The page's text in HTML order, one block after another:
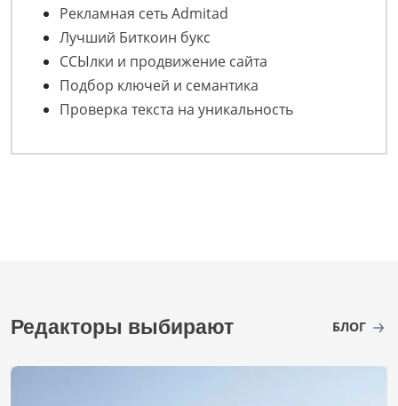
Рекламная сеть Admitad
Лучший Биткоин букс
ССЫлки и продвижение сайта
Подбор ключей и семантика
Проверка текста на уникальность
Редакторы выбирают БЛОГ